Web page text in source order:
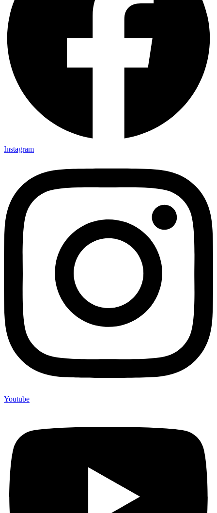
Instagram
Youtube